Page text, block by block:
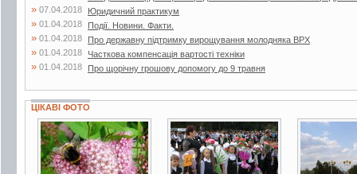
» 07.04.2018 Юридичний практикум
» 01.04.2018 Події. Новини. Факти.
» 01.04.2018 Про державну підтримку вирощування молодняка ВРХ
» 01.04.2018 Часткова компенсація вартості техніки
» 01.04.2018 Про щорічну грошову допомогу до 9 травня
ЦІКАВІ ФОТО
48 фото 5 фото